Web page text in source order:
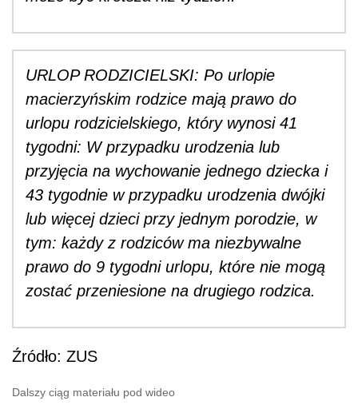
URLOP RODZICIELSKI: Po urlopie
macierzyńskim rodzice mają prawo do
urlopu rodzicielskiego, który wynosi 41
tygodni: W przypadku urodzenia lub
przyjęcia na wychowanie jednego dziecka i
43 tygodnie w przypadku urodzenia dwójki
lub więcej dzieci przy jednym porodzie, w
tym: każdy z rodziców ma niezbywalne
prawo do 9 tygodni urlopu, które nie mogą
zostać przeniesione na drugiego rodzica.
Źródło: ZUS
Dalszy ciąg materiału pod wideo